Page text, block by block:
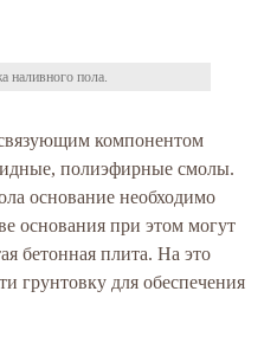
наливного пола.
компонентом
полиэфирные смолы.
основание необходимо
основания при этом могут
бетонная плита. На это
грунтовку для обеспечения